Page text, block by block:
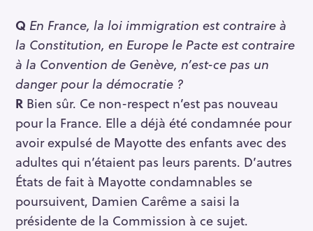
Q En France, la loi immigration est contraire à
la Constitution, en Europe le Pacte est contraire
à la Convention de Genève, n’est-ce pas un
danger pour la démocratie ?
R Bien sûr. Ce non-respect n’est pas nouveau
pour la France. Elle a déjà été condamnée pour
avoir expulsé de Mayotte des enfants avec des
adultes qui n’étaient pas leurs parents. D’autres
États de fait à Mayotte condamnables se
poursuivent, Damien Carême a saisi la
présidente de la Commission à ce sujet.